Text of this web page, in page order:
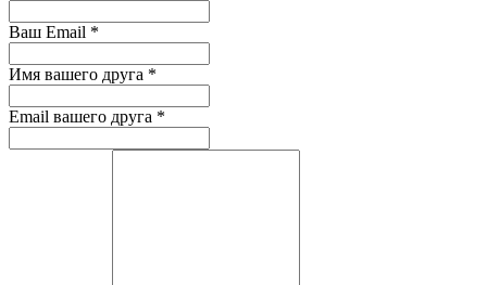
Ваш Email *
Имя вашего друга *
Email вашего друга *